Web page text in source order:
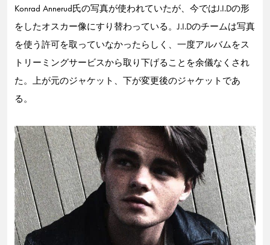
Konrad Annerud氏の写真が使われていたが、今ではJ.I.Dの形
をしたオスカー像にすり替わっている。J.I.Dのチームは写真
を使う許可を取っていなかったらしく、一度アルバムをス
トリーミングサービスから取り下げることを余儀なくされ
た。上が元のジャケット、下が変更後のジャケットであ
る。